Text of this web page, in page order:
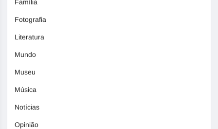
Família
Fotografia
Literatura
Mundo
Museu
Música
Notícias
Opinião